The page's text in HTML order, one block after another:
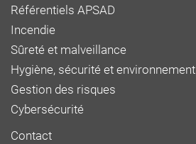
Référentiels APSAD
Incendie
Sûreté et malveillance
Hygiène, sécurité et environnement
Gestion des risques
Cybersécurité
Contact